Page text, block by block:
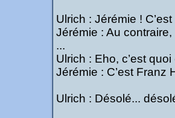
Ulrich : Jérémie !
Jérémie : Au
...
Ulrich : Eho, c’est quoi
Jérémie : C’est Franz
Ulrich : Désolé...